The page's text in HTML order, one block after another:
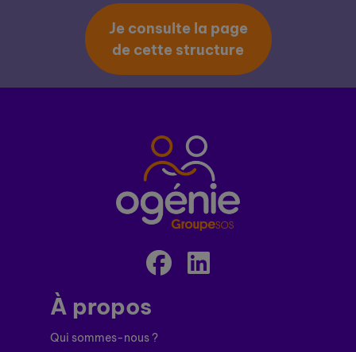
Je consulte la page
de cette structure
À propos
Qui sommes-nous ?